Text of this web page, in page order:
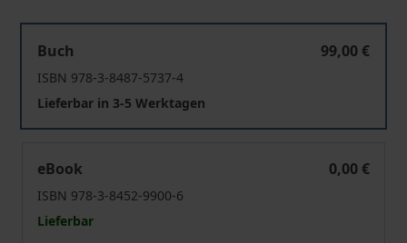
Buch
99,00 €
ISBN 978-3-8487-5737-4
Lieferbar in 3-5 Werktagen
eBook
0,00 €
ISBN 978-3-8452-9900-6
Lieferbar